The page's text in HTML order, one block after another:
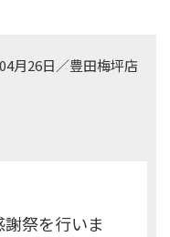
月26日／豊田梅坪店
祭を行いま